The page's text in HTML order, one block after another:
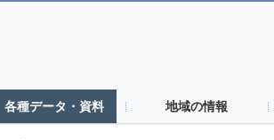
各種データ・資料 地域の情報